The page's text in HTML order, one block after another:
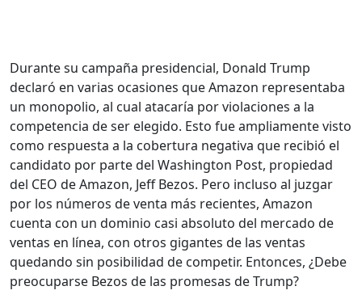
Durante su campaña presidencial, Donald Trump
declaró en varias ocasiones que Amazon representaba
un monopolio, al cual atacaría por violaciones a la
competencia de ser elegido. Esto fue ampliamente visto
como respuesta a la cobertura negativa que recibió el
candidato por parte del Washington Post, propiedad
del CEO de Amazon, Jeff Bezos. Pero incluso al juzgar
por los números de venta más recientes, Amazon
cuenta con un dominio casi absoluto del mercado de
ventas en línea, con otros gigantes de las ventas
quedando sin posibilidad de competir. Entonces, ¿Debe
preocuparse Bezos de las promesas de Trump?